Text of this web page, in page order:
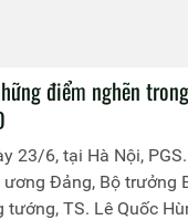
điểm nghẽn
23/6, tại Hà Nội,
ương Đảng, Bộ trưởng
TS. Lê Quốc